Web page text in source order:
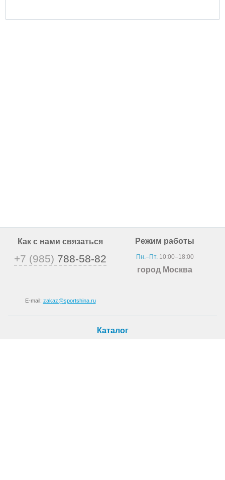
Как с нами связаться
+7 (985) 788-58-82
E-mail: zakaz@sportshina.ru
Режим работы
Пн.–Пт.10:00–18:00
город Москва
Каталог